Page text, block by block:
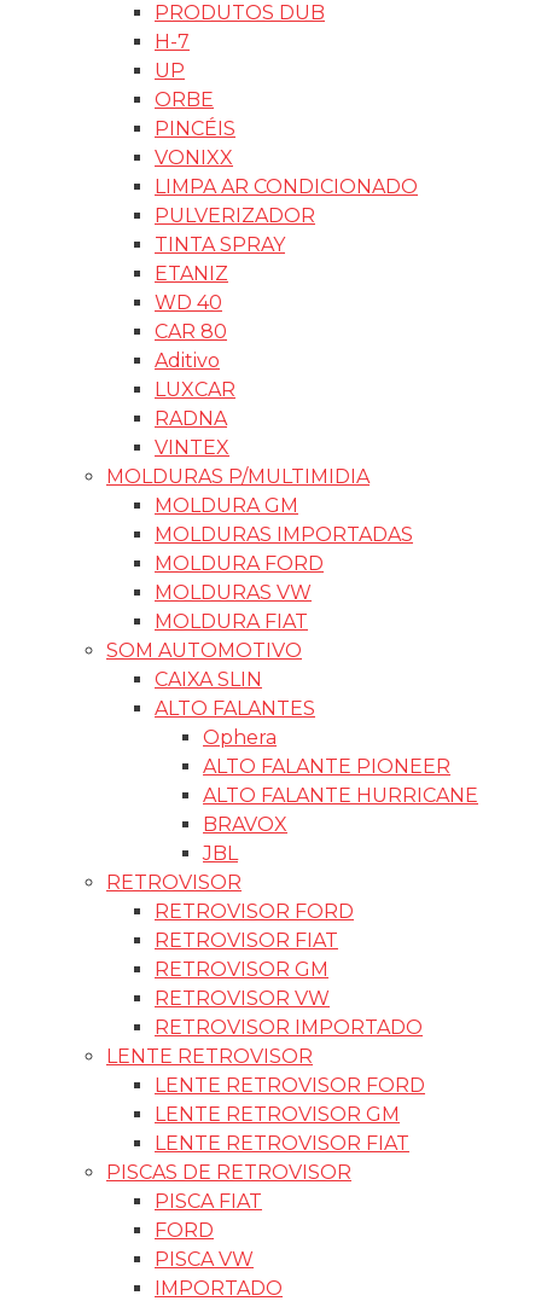
PRODUTOS DUB
H-7
UP
ORBE
PINCÉIS
VONIXX
LIMPA AR CONDICIONADO
PULVERIZADOR
TINTA SPRAY
ETANIZ
WD 40
CAR 80
Aditivo
LUXCAR
RADNA
VINTEX
MOLDURAS P/MULTIMIDIA
MOLDURA GM
MOLDURAS IMPORTADAS
MOLDURA FORD
MOLDURAS VW
MOLDURA FIAT
SOM AUTOMOTIVO
CAIXA SLIN
ALTO FALANTES
Ophera
ALTO FALANTE PIONEER
ALTO FALANTE HURRICANE
BRAVOX
JBL
RETROVISOR
RETROVISOR FORD
RETROVISOR FIAT
RETROVISOR GM
RETROVISOR VW
RETROVISOR IMPORTADO
LENTE RETROVISOR
LENTE RETROVISOR FORD
LENTE RETROVISOR GM
LENTE RETROVISOR FIAT
PISCAS DE RETROVISOR
PISCA FIAT
FORD
PISCA VW
IMPORTADO